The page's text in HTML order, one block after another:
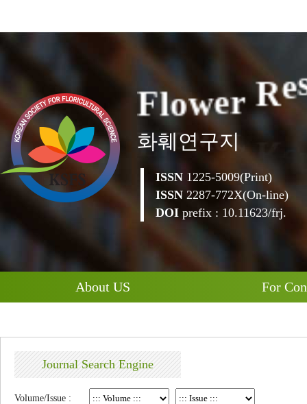
Flower Re
화훼연구지
ISSN 1225-5009(Print)
ISSN 2287-772X(On-line)
DOI prefix : 10.11623/frj.
About US For
Journal Search Engine
Volume/Issue :